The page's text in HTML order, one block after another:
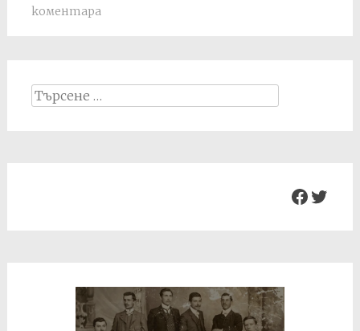
коментара
Search
for: